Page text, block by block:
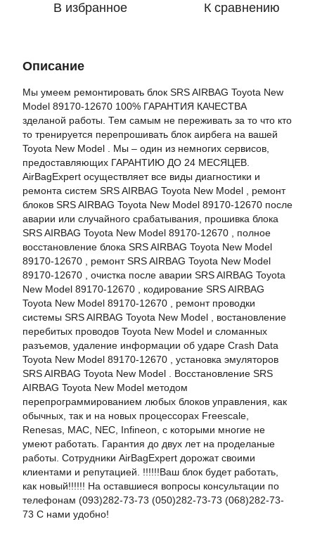
В избранное К сравнению
Описание
Мы умеем ремонтировать блок SRS AIRBAG Toyota New
Model 89170-12670 100% ГАРАНТИЯ КАЧЕСТВА
зделаной работы. Тем самым не переживать за то что кто
то тренируется перепрошивать блок аирбега на вашей
Toyota New Model . Мы – один из немногих сервисов,
предоставляющих ГАРАНТИЮ ДО 24 МЕСЯЦЕВ.
AirBagExpert осуществляет все виды диагностики и
ремонта систем SRS AIRBAG Toyota New Model , ремонт
блоков SRS AIRBAG Toyota New Model 89170-12670 после
аварии или случайного срабатывания, прошивка блока
SRS AIRBAG Toyota New Model 89170-12670 , полное
восстановление блока SRS AIRBAG Toyota New Model
89170-12670 , ремонт SRS AIRBAG Toyota New Model
89170-12670 , очистка после аварии SRS AIRBAG Toyota
New Model 89170-12670 , кодирование SRS AIRBAG
Toyota New Model 89170-12670 , ремонт проводки
системы SRS AIRBAG Toyota New Model , востановление
перебитых проводов Toyota New Model и сломанных
разъемов, удаление информации об ударе Crash Data
Toyota New Model 89170-12670 , установка эмуляторов
SRS AIRBAG Toyota New Model . Восстановление SRS
AIRBAG Toyota New Model методом
перепрограммированием любых блоков управления, как
обычных, так и на новых процессорах Freescale,
Renesas, MAC, NEC, Infineon, с которыми многие не
умеют работать. Гарантия до двух лет на проделаные
работы. Сотрудники AirBagExpert дорожат своими
клиентами и репутацией. !!!!!!Ваш блок будет работать,
как новый!!!!!! На оставшиеся вопросы консультации по
телефонам (093)282-73-73 (050)282-73-73 (068)282-73-
73 С нами удобно!